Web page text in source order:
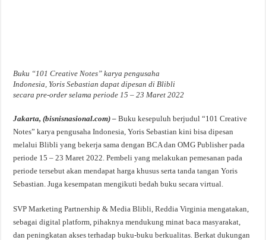
Buku “101 Creative Notes” karya pengusaha
Indonesia, Yoris Sebastian dapat dipesan di Blibli
secara pre-order selama periode 15 – 23 Maret 2022
Jakarta, (bisnisnasional.com) – Buku kesepuluh berjudul “101 Creative
Notes” karya pengusaha Indonesia, Yoris Sebastian kini bisa dipesan
melalui Blibli yang bekerja sama dengan BCA dan OMG Publisher pada
periode 15 – 23 Maret 2022. Pembeli yang melakukan pemesanan pada
periode tersebut akan mendapat harga khusus serta tanda tangan Yoris
Sebastian. Juga kesempatan mengikuti bedah buku secara virtual.
SVP Marketing Partnership & Media Blibli, Reddia Virginia mengatakan,
sebagai digital platform, pihaknya mendukung minat baca masyarakat,
dan peningkatan akses terhadap buku-buku berkualitas. Berkat dukungan